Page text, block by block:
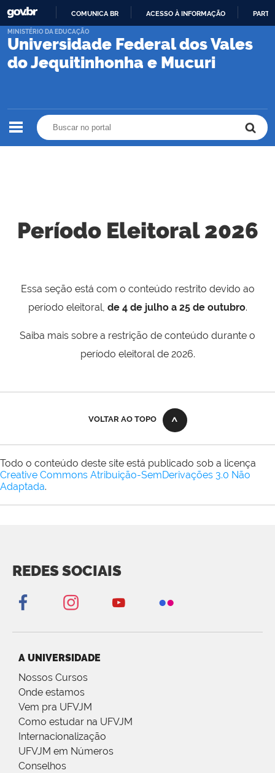
PARA
CONTEÚDO
COMUNICA BR ACESSO À INFORMAÇÃO
Universidade Federal dos Vales
do Jequitinhonha e Mucuri
MINISTÉRIO DA EDUCAÇÃO
Período Eleitoral 2026
Essa seção está com o conteúdo restrito devido ao
período eleitoral, de 4 de julho a 25 de outubro.
Saiba mais sobre a restrição de conteúdo durante o
período eleitoral de 2026.
VOLTAR AO TOPO
Todo o conteúdo deste site está publicado sob a licença
Creative Commons Atribuição-SemDerivações 3.0 Não
Adaptada.
REDES SOCIAIS
A UNIVERSIDADE
Nossos Cursos
Onde estamos
Vem pra UFVJM
Como estudar na UFVJM
Internacionalização
UFVJM em Números
Conselhos